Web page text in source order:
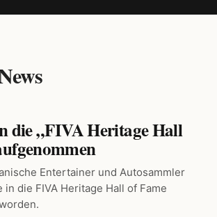
die „FIVA Heritage Hall
Entertainer und Autosammler
in die FIVA Heritage Hall of Fame